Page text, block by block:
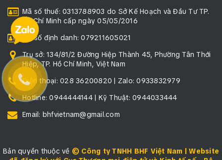
Mã số thuế: 0313788903 do Sở Kế Hoạch và Đầu Tư TP.
Hồ Chí Minh cấp ngày 05/05/2016
Mã số định danh: 079211605021
Trụ sở: 134/81/2 Đường Hiệp Thành 45, Phường Tân Thới
Hiệp, TP. Hồ Chí Minh, Việt Nam
Điện thoại: 028 36200820 | Zalo: 0933832979
Hotline: 0944444144 | Kỹ Thuật: 0944033444
Email: bhfvietnam@gmail.com
Bản quyền thuộc về © Công ty TNHH BHF Việt Nam | Website